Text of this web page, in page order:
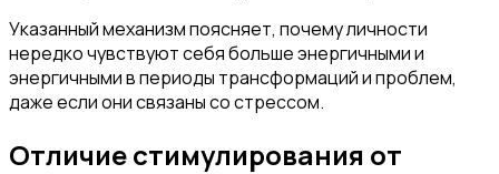
Указанный механизм поясняет, почему личности
нередко чувствуют себя больше энергичными и
энергичными в периоды трансформаций и проблем,
даже если они связаны со стрессом.
Отличие стимулирования от